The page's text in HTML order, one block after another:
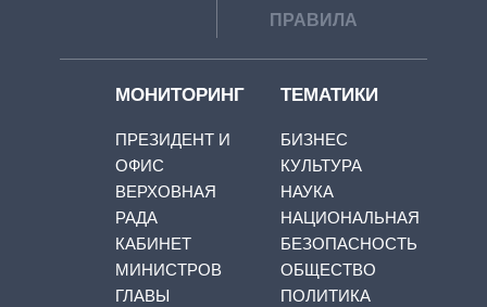
ПРАВИЛА
МОНИТОРИНГ
ПРЕЗИДЕНТ И
ОФИС
ВЕРХОВНАЯ
РАДА
КАБИНЕТ
МИНИСТРОВ
ГЛАВЫ
ТЕМАТИКИ
БИЗНЕС
КУЛЬТУРА
НАУКА
НАЦИОНАЛЬНАЯ
БЕЗОПАСНОСТЬ
ОБЩЕСТВО
ПОЛИТИКА